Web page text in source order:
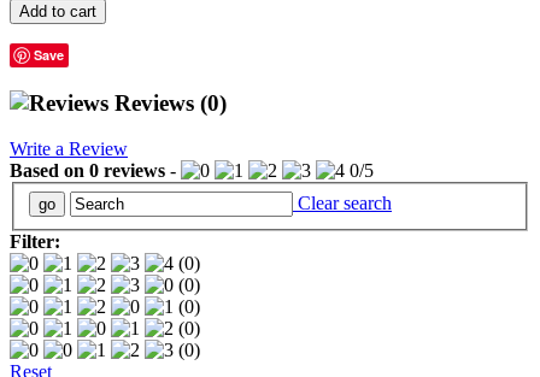
Add to cart
Save
Reviews (0)
Write a Review
Based on 0 reviews - 0/5
Clear search
Filter:
(0)
(0)
(0)
(0)
(0)
Reset